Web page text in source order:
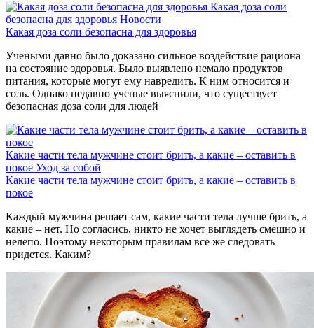
Какая доза соли
безопасна для здоровья Новости
Какая доза соли безопасна для здоровья
Учеными давно было доказано сильное воздействие рациона
на состояние здоровья. Было выявлено немало продуктов
питания, которые могут ему навредить. К ним относится и
соль. Однако недавно ученые выяснили, что существует
безопасная доза соли для людей
Какие части тела мужчине стоит брить, а какие – оставить в
покое Уход за собой
Какие части тела мужчине стоит брить, а какие – оставить в
покое
Каждый мужчина решает сам, какие части тела лучше брить, а
какие – нет. Но согласись, никто не хочет выглядеть смешно и
нелепо. Поэтому некоторым правилам все же следовать
придется. Каким?